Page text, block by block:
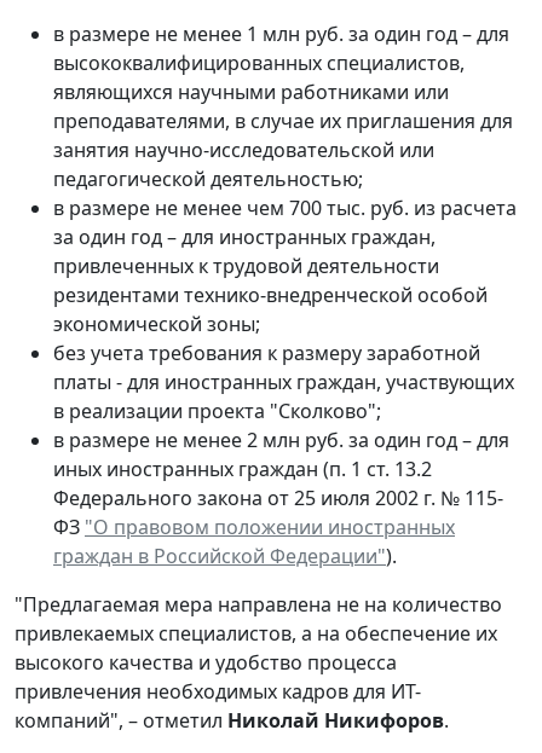
в размере не менее 1 млн руб. за один год – для
высококвалифицированных специалистов,
являющихся научными работниками или
преподавателями, в случае их приглашения для
занятия научно-исследовательской или
педагогической деятельностью;
в размере не менее чем 700 тыс. руб. из расчета
за один год – для иностранных граждан,
привлеченных к трудовой деятельности
резидентами технико-внедренческой особой
экономической зоны;
без учета требования к размеру заработной
платы - для иностранных граждан, участвующих
в реализации проекта "Сколково";
в размере не менее 2 млн руб. за один год – для
иных иностранных граждан (п. 1 ст. 13.2
Федерального закона от 25 июля 2002 г. № 115-
ФЗ "О правовом положении иностранных
граждан в Российской Федерации").
"Предлагаемая мера направлена не на количество
привлекаемых специалистов, а на обеспечение их
высокого качества и удобство процесса
привлечения необходимых кадров для ИТ-
компаний", – отметил Николай Никифоров.